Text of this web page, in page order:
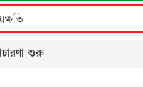
শুরু